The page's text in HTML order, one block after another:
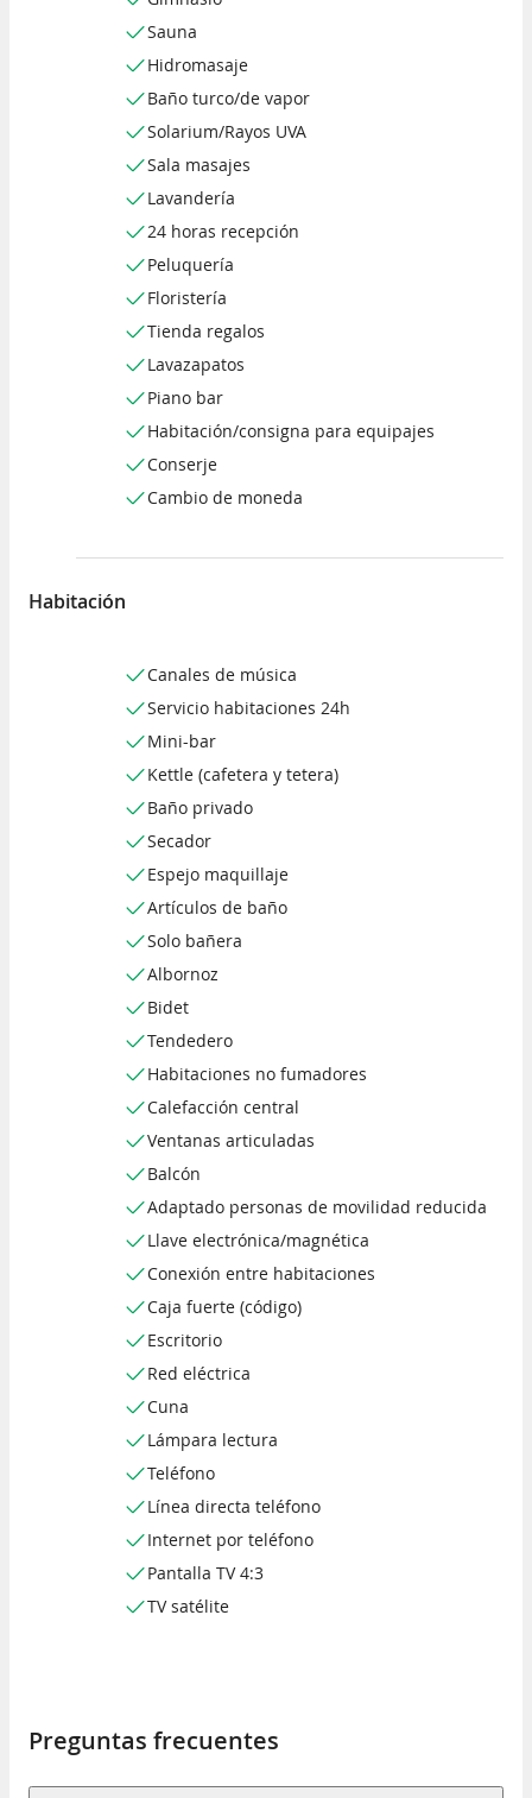
Sauna
Hidromasaje
Baño turco/de vapor
Solarium/Rayos UVA
Sala masajes
Lavandería
24 horas recepción
Peluquería
Floristería
Tienda regalos
Lavazapatos
Piano bar
Habitación/consigna para equipajes
Conserje
Cambio de moneda
Habitación
Canales de música
Servicio habitaciones 24h
Mini-bar
Kettle (cafetera y tetera)
Baño privado
Secador
Espejo maquillaje
Artículos de baño
Solo bañera
Albornoz
Bidet
Tendedero
Habitaciones no fumadores
Calefacción central
Ventanas articuladas
Balcón
Adaptado personas de movilidad reducida
Llave electrónica/magnética
Conexión entre habitaciones
Caja fuerte (código)
Escritorio
Red eléctrica
Cuna
Lámpara lectura
Teléfono
Línea directa teléfono
Internet por teléfono
Pantalla TV 4:3
TV satélite
Preguntas frecuentes